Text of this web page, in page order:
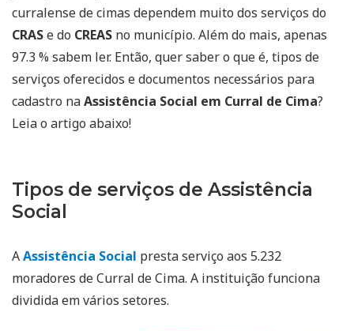
curralense de cimas dependem muito dos serviços do
CRASe do CREAS no município. Além do mais, apenas
97.3 % sabem ler. Então, quer saber o que é, tipos de
serviços oferecidos e documentos necessários para
cadastro naAssistência Social em Curral de Cima?
Leia o artigo abaixo!
Tipos de serviços de Assistência
Social
AAssistência Social presta serviço aos 5.232
moradores de Curral de Cima. A instituição funciona
dividida em vários setores.